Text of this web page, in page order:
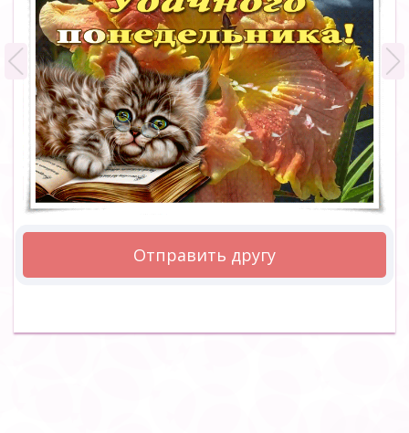
Отправить другу